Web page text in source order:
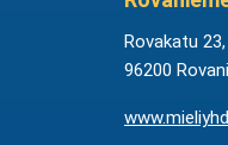
Rovakatu
96200